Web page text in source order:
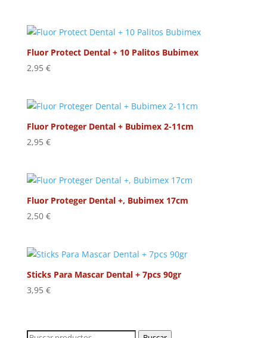
era:
2,95 €.
es:
1,95 €.
Fluor Protect Dental + 10 Palitos Bubimex
2,95 €
Fluor Proteger Dental + Bubimex 2-11cm
2,95 €
Fluor Proteger Dental +, Bubimex 17cm
2,50 €
Sticks Para Mascar Dental + 7pcs 90gr
3,95 €